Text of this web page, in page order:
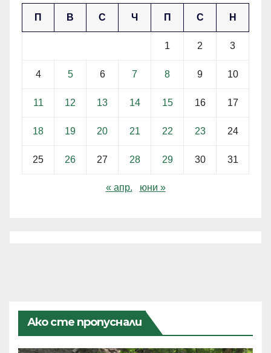
П В С Ч П С Н
1 2 3
4 5 6 7 8 9 10
11 12 13 14 15 16 17
18 19 20 21 22 23 24
25 26 27 28 29 30 31
« апр. юни »
Ако сте пропуснали